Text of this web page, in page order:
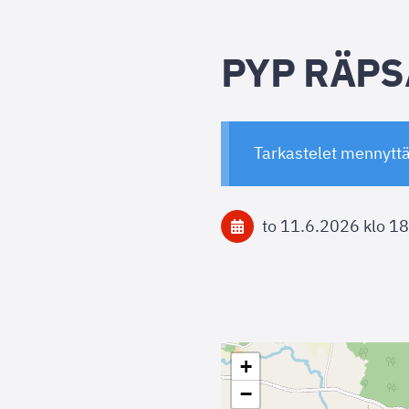
PYP
Tarkastelet
to 11.6.2026 klo 18
+
−